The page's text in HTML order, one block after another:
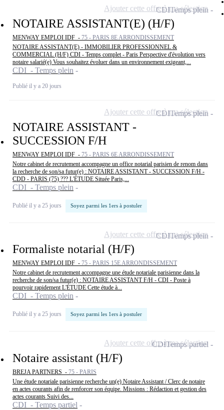
NOTAIRE ASSISTANT(E) (H/F)
MENWAY EMPLOI IDF - 75 - PARIS 8E ARRONDISSEMENT
NOTAIRE ASSISTANT(E) - IMMOBILIER PROFESSIONNEL &
COMMERCIAL (H/F) CDI - Temps complet - Paris Perspective d'évolution vers
notaire salarié(e) Vous souhaitez évoluer dans un environnement exigeant,...
CDI - Temps plein
Publié il y a 20 jours
CDITemps plein
Ajouter cette offre à ma sélection
NOTAIRE ASSISTANT -
SUCCESSION F/H
MENWAY EMPLOI IDF - 75 - PARIS 6E ARRONDISSEMENT
Notre cabinet de recrutement accompagne un office notarial parisien de renom dans
la recherche de son/sa futur(e) : NOTAIRE ASSISTANT - SUCCESSION F/H -
CDD - PARIS (75) ??? L'ÉTUDE Située Paris,...
CDI - Temps plein
Publié il y a 25 jours Soyez parmi les 1ers à postuler
CDITemps plein
Ajouter cette offre à ma sélection
Formaliste notarial (H/F)
MENWAY EMPLOI IDF - 75 - PARIS 15E ARRONDISSEMENT
Notre cabinet de recrutement accompagne une étude notariale parisienne dans la
recherche de son/sa futur(e) : NOTAIRE ASSISTANT F/H - CDI - Poste à
pourvoir rapidement L'ÉTUDE Cette étude à...
CDI - Temps plein
Publié il y a 25 jours Soyez parmi les 1ers à postuler
CDITemps plein
Ajouter cette offre à ma sélection
Notaire assistant (H/F)
BREJA PARTNERS - 75 - PARIS
Une étude notariale parisienne recherche un(e) Notaire Assistant / Clerc de notaire
en actes courants afin de renforcer son équipe. Missions : Rédaction et gestion des
actes courants Suivi des...
CDI - Temps partiel
CDITemps partiel
Ajouter cette offre à ma sélection